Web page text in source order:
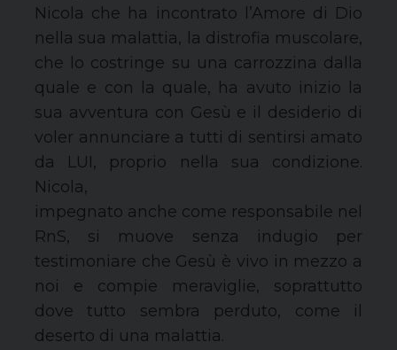
Nicola che ha incontrato l’Amore di Dio
nella sua malattia, la distrofia muscolare,
che lo costringe su una carrozzina dalla
quale e con la quale, ha avuto inizio la
sua avventura con Gesù e il desiderio di
voler annunciare a tutti di sentirsi amato
da LUI, proprio nella sua condizione.
Nicola,
impegnato anche come responsabile nel
RnS, si muove senza indugio per
testimoniare che Gesù è vivo in mezzo a
noi e compie meraviglie, soprattutto
dove tutto sembra perduto, come il
deserto di una malattia.